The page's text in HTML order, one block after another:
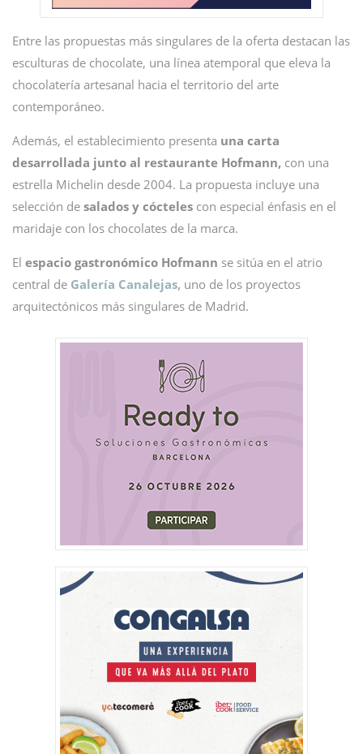
Entre las propuestas más singulares de la oferta destacan las
esculturas de chocolate, una línea atemporal que eleva la
chocolatería artesanal hacia el territorio del arte
contemporáneo.
Además, el establecimiento presenta una carta
desarrollada junto al restaurante Hofmann, con una
estrella Michelin desde 2004. La propuesta incluye una
selección de salados y cócteles con especial énfasis en el
maridaje con los chocolates de la marca.
El espacio gastronómico Hofmann se sitúa en el atrio
central de Galería Canalejas, uno de los proyectos
arquitectónicos más singulares de Madrid.